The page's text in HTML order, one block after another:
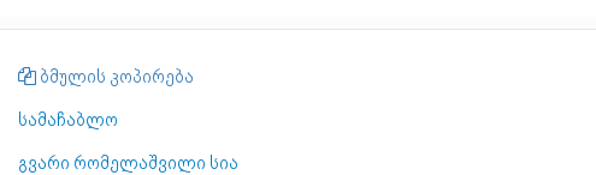
ბმულის კოპირება
სამაჩაბლო
გვარი რომელაშვილი სია